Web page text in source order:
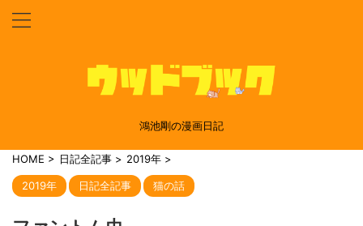
鴻池剛の漫画日記
HOME > 日記全記事 > 2019年 >
2019年 日記全記事 猫の話